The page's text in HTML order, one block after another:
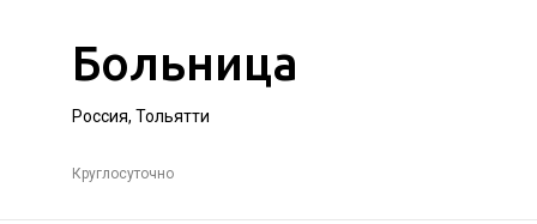
Больница
Россия, Тольятти
Круглосуточно